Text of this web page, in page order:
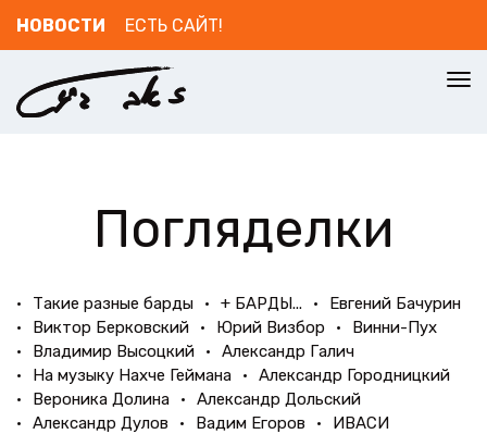
НОВОСТИ ЕСТЬ САЙТ!
Погляделки
Такие разные барды + БАРДЫ...
Евгений Бачурин
Виктор Берковский
Юрий Визбор
Винни-Пух
Владимир Высоцкий
Александр Галич
На музыку Нахче Геймана
Александр Городницкий
Вероника Долина
Александр Дольский
Александр Дулов
Вадим Егоров
ИВАСИ